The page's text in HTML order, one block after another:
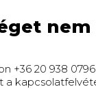
nem
+36 20 938